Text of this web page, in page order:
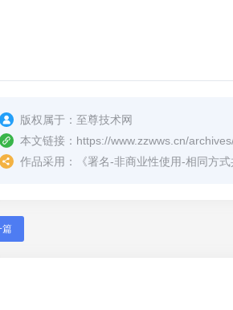
版权属于： 至尊技术网
本文链接： https://www.zzwws.cn/
作品采用：
《署名-非商业性使用-相同方
篇